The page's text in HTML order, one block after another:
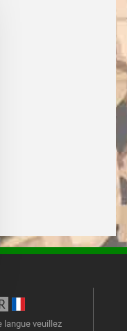
langue veuillez